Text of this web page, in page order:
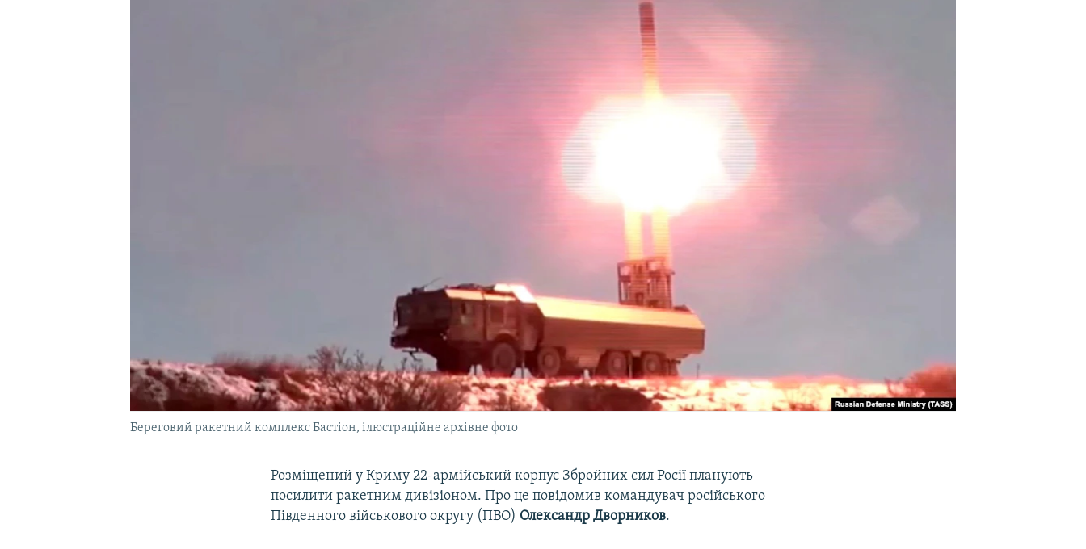
Береговий ракетний комплекс Бастіон, ілюстраційне архівне фото
Розміщений у Криму 22-армійський корпус Збройних сил Росії планують
посилити ракетним дивізіоном. Про це повідомив командувач російського
Південного військового округу (ПВО) Олександр Дворников.